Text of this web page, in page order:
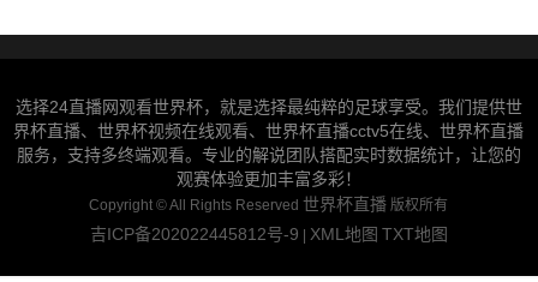
选择24直播网观看世界杯，就是选择最纯粹的足球享受。我们提供世
界杯直播、世界杯视频在线观看、世界杯直播cctv5在线、世界杯直播
服务，支持多终端观看。专业的解说团队搭配实时数据统计，让您的
观赛体验更加丰富多彩！
Copyright ©All Rights Reserved世界杯直播 版权所有
吉ICP备202022445812号-9 XML地图 TXT地图